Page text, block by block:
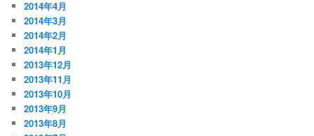
2014年4月
2014年3月
2014年2月
2014年1月
2013年12月
2013年11月
2013年10月
2013年9月
2013年8月